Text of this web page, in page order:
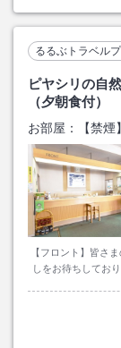
るるぶトラベル
ピヤシリの自
（夕朝食付）
お部屋： 【禁
【フロント】皆さ
しをお待ちしてお